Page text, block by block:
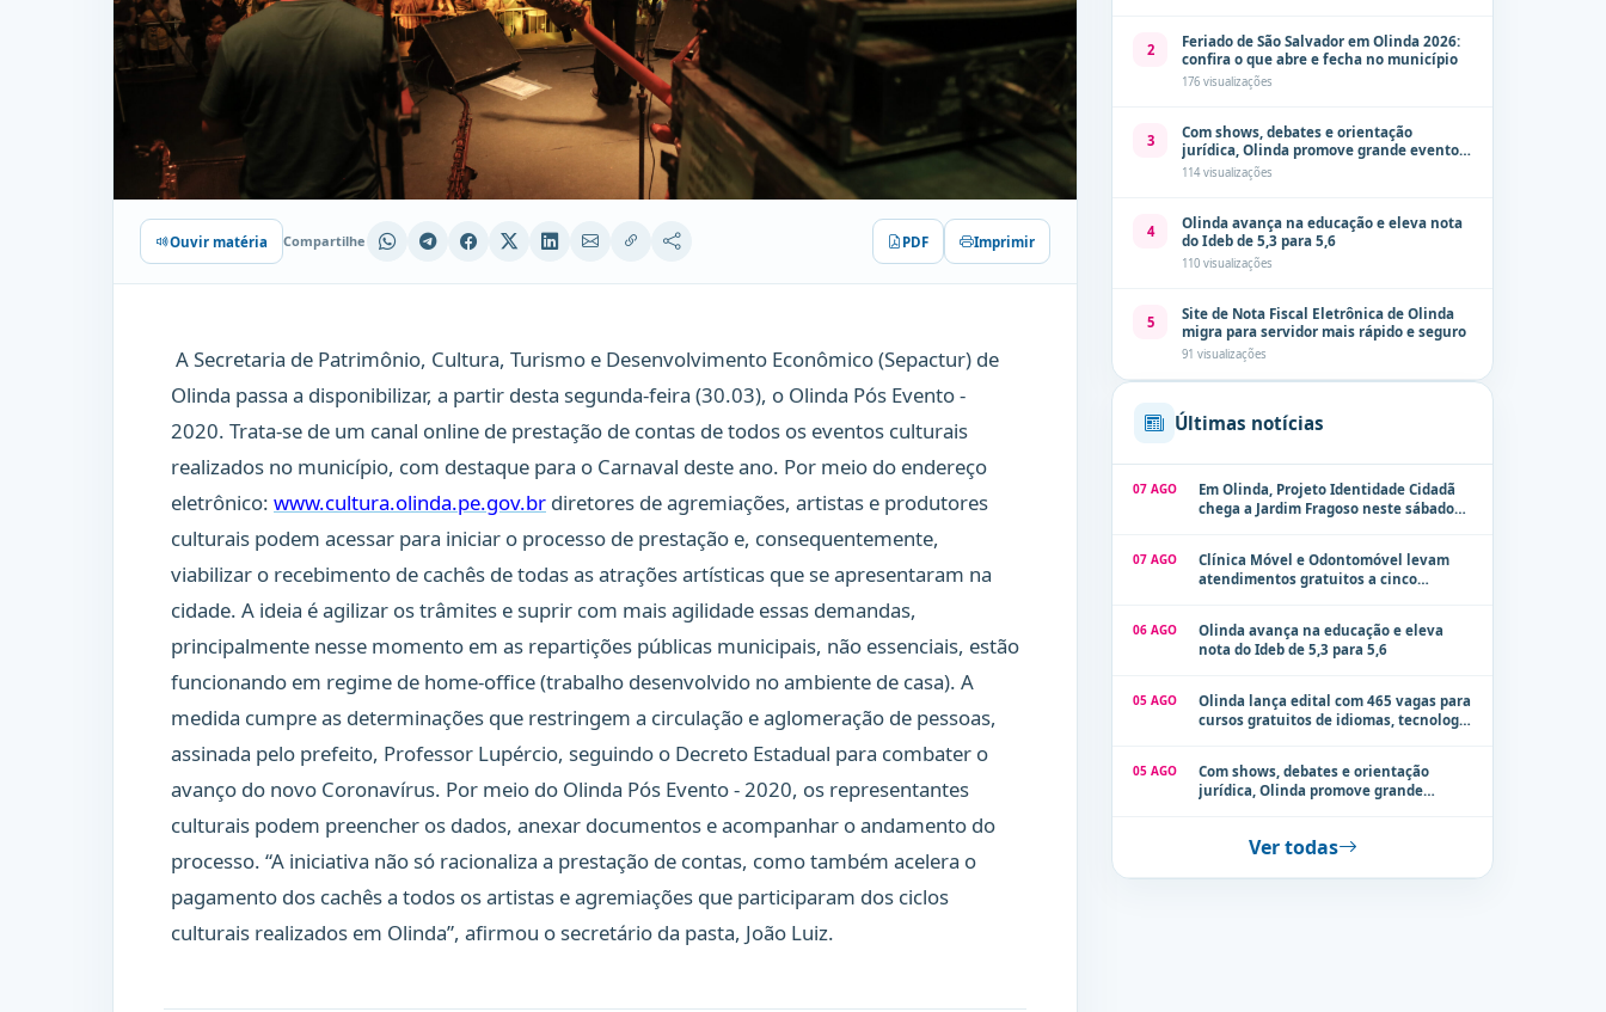
Ouvir matéria Compartilhe PDF Imprimir
A Secretaria de Patrimônio, Cultura, Turismo e Desenvolvimento Econômico (Sepactur) de
Olinda passa a disponibilizar, a partir desta segunda-feira (30.03), o Olinda Pós Evento -
2020. Trata-se de um canal online de prestação de contas de todos os eventos culturais
realizados no município, com destaque para o Carnaval deste ano. Por meio do endereço
eletrônico: www.cultura.olinda.pe.gov.br diretores de agremiações, artistas e produtores
culturais podem acessar para iniciar o processo de prestação e, consequentemente,
viabilizar o recebimento de cachês de todas as atrações artísticas que se apresentaram na
cidade. A ideia é agilizar os trâmites e suprir com mais agilidade essas demandas,
principalmente nesse momento em as repartições públicas municipais, não essenciais, estão
funcionando em regime de home-office (trabalho desenvolvido no ambiente de casa). A
medida cumpre as determinações que restringem a circulação e aglomeração de pessoas,
assinada pelo prefeito, Professor Lupércio, seguindo o Decreto Estadual para combater o
avanço do novo Coronavírus. Por meio do Olinda Pós Evento - 2020, os representantes
culturais podem preencher os dados, anexar documentos e acompanhar o andamento do
processo. “A iniciativa não só racionaliza a prestação de contas, como também acelera o
pagamento dos cachês a todos os artistas e agremiações que participaram dos ciclos
culturais realizados em Olinda”, afirmou o secretário da pasta, João Luiz.
2
Feriado de São Salvador em Olinda 2026:
confira o que abre e fecha no município
176 visualizações
3
Com shows, debates e orientação
jurídica, Olinda promove grande evento
de combate à violência contra a mulher
neste sábado (8)
114 visualizações
4
Olinda avança na educação e eleva nota
do Ideb de 5,3 para 5,6
110 visualizações
5
Site de Nota Fiscal Eletrônica de Olinda
migra para servidor mais rápido e seguro
91 visualizações
Últimas notícias
07 AGO
Em Olinda, Projeto Identidade Cidadã
chega a Jardim Fragoso neste sábado
07 AGO
Clínica Móvel e Odontomóvel levam
atendimentos gratuitos a cinco
06 AGO
Olinda avança na educação e eleva
nota do Ideb de 5,3 para 5,6
05 AGO
Olinda lança edital com 465 vagas para
cursos gratuitos de idiomas, tecnologia
05 AGO
Com shows, debates e orientação
jurídica, Olinda promove grande
Ver todas